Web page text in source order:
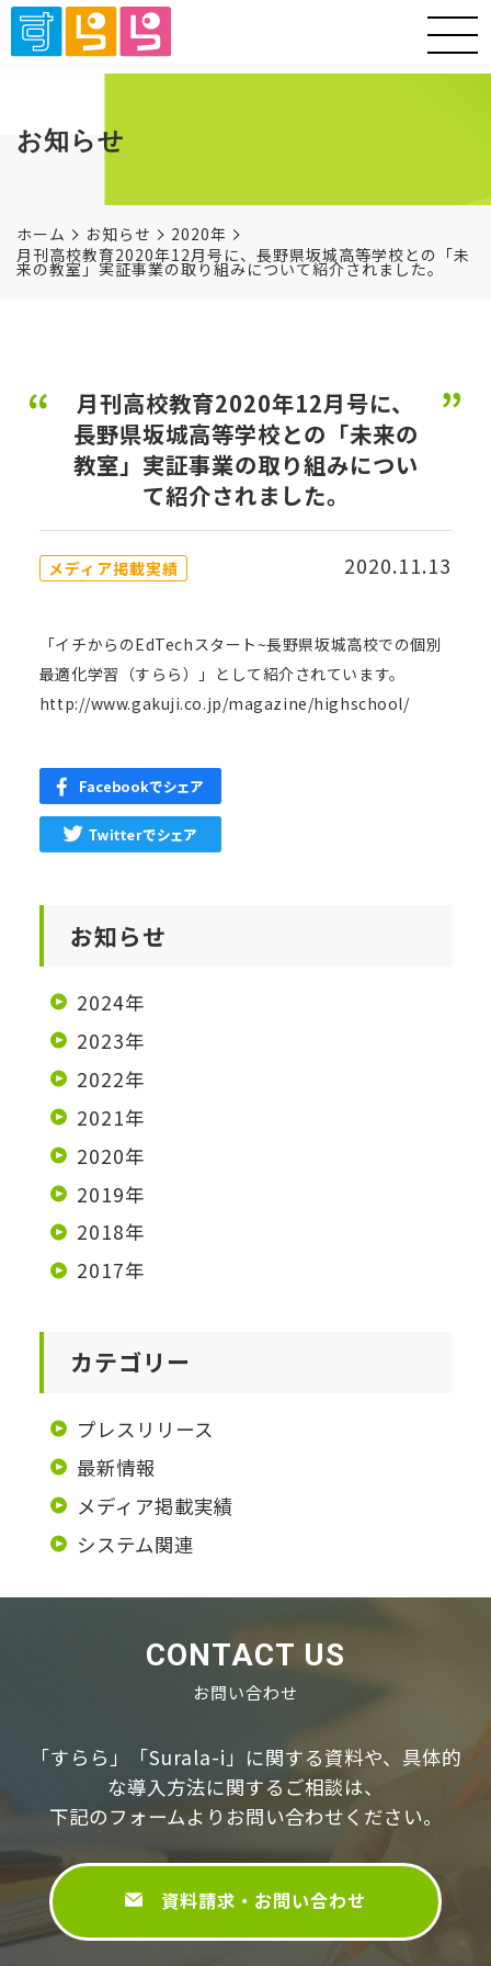
お知らせ
ホーム お知らせ
2020年
月刊高校教育2020年12月号に、長野県坂城高等学校との「未
来の教室」実証事業の取り組みについて紹介されました。
月刊高校教育2020年12月号に、
長野県坂城高等学校との「未来の
教室」実証事業の取り組みについ
て紹介されました。
メディア掲載実績 2020.11.13
「イチからのEdTechスタート~長野県坂城高校での個別
最適化学習（すらら）」として紹介されています。
http://www.gakuji.co.jp/magazine/highschool/
お知らせ
2024年
2023年
2022年
2021年
2020年
2019年
2018年
2017年
カテゴリー
プレスリリース
最新情報
メディア掲載実績
システム関連
CONTACT US
お問い合わせ
「すらら」「Surala-i」に関する資料や、具体的
な導⼊⽅法に関するご相談は、
下記のフォームよりお問い合わせください。
資料請求・お問い合わせ